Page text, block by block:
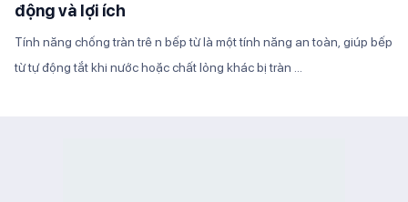
động và lợi ích
Tính năng chống tràn trê n bếp từ là một tính năng an toàn, giúp bếp
từ tự động tắt khi nước hoặc chất lỏng khác bị tràn ...